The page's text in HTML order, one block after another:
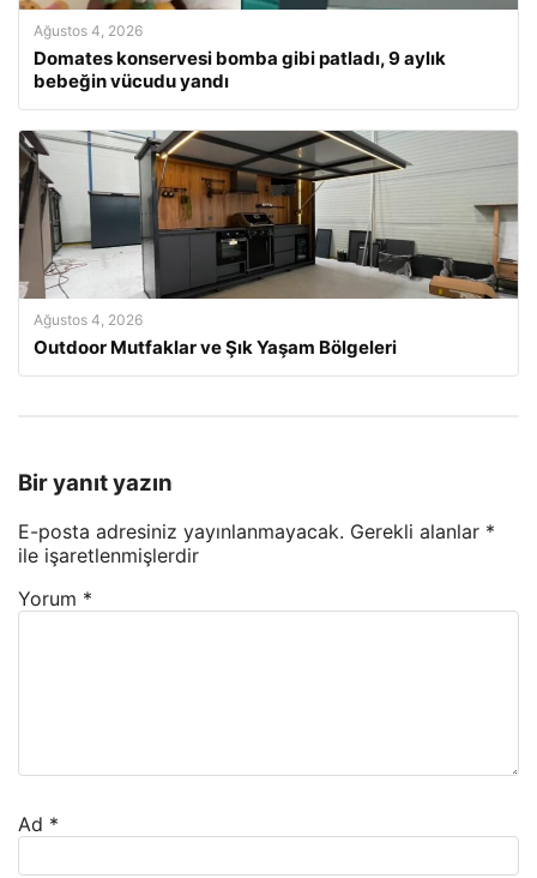
Ağustos 4, 2026
Domates konservesi bomba gibi patladı, 9 aylık
bebeğin vücudu yandı
Ağustos 4, 2026
Outdoor Mutfaklar ve Şık Yaşam Bölgeleri
Bir yanıt yazın
E-posta adresiniz yayınlanmayacak. Gerekli alanlar *
ile işaretlenmişlerdir
Yorum *
Ad *